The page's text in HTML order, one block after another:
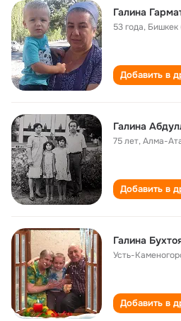
Галина
53 года, Бишкек
Добавить в
Галина
75 лет,Алма-
Добавить в
Галина
Усть-
Добавить в